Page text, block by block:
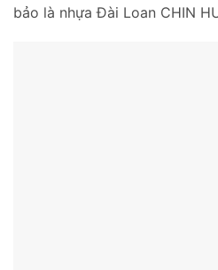
bảo là nhựa Đài Loan CHIN